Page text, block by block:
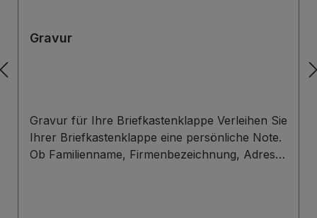
Gravur
Gravur für Ihre Briefkastenklappe Verleihen Sie
Ihrer Briefkastenklappe eine persönliche Note.
Ob Familienname, Firmenbezeichnung, Adresse